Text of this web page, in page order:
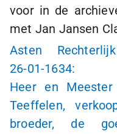
voor in de
met Jan Jansen
Asten
26-01-1634:
Heer en
Teeffelen,
broeder, de